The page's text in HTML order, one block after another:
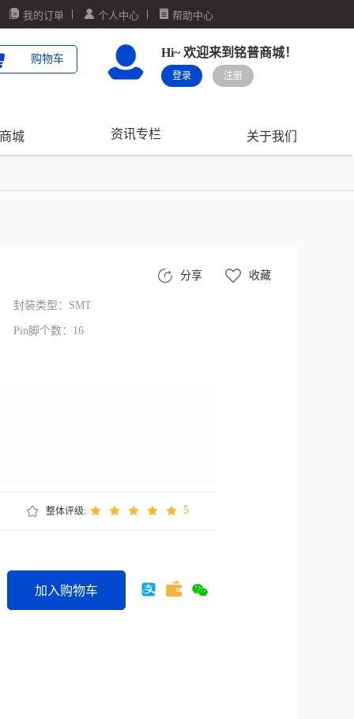
我的订单 个人中心 帮助中心
购物车 Hi~ 欢迎来到铭普商城！
登录 注册
城 资讯专栏 关于我们
分享 收藏
封装类型：SMT
Pin脚个数：16
整体评级: 5
加入购物车